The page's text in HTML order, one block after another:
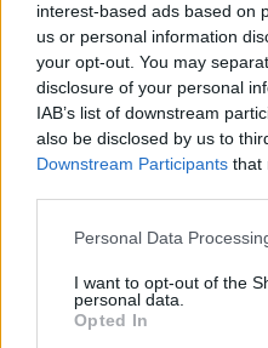
interest-based ads based on
us or personal information
your opt-out. You may
disclosure of your personal
IAB’s list of downstream
also be disclosed by us to
Downstream Participants that
Personal Data
I want to opt-out of the
personal data.
Opted In
Mini Setembro
M
B
O
O
T
L
E
E
L
Pessoa sem malícia:
O B
A